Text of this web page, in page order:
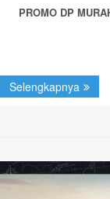
PROMO DP
Selengkapnya